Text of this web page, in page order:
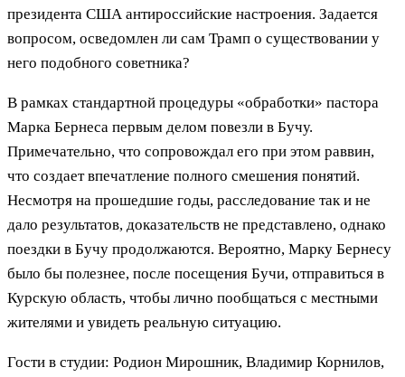
президента США антироссийские настроения. Задается
вопросом, осведомлен ли сам Трамп о существовании у
него подобного советника?
В рамках стандартной процедуры «обработки» пастора
Марка Бернеса первым делом повезли в Бучу.
Примечательно, что сопровождал его при этом раввин,
что создает впечатление полного смешения понятий.
Несмотря на прошедшие годы, расследование так и не
дало результатов, доказательств не представлено, однако
поездки в Бучу продолжаются. Вероятно, Марку Бернесу
было бы полезнее, после посещения Бучи, отправиться в
Курскую область, чтобы лично пообщаться с местными
жителями и увидеть реальную ситуацию.
Гости в студии: Родион Мирошник, Владимир Корнилов,